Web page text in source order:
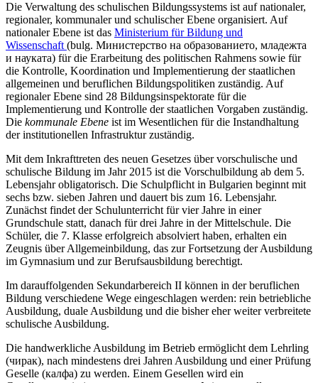
Die Verwaltung des schulischen Bildungssystems ist auf nationaler,
regionaler, kommunaler und schulischer Ebene organisiert. Auf
nationaler Ebene ist das Ministerium für Bildung und
Wissenschaft (bulg. Министерство на образованието, младежта
и науката) für die Erarbeitung des politischen Rahmens sowie für
die Kontrolle, Koordination und Implementierung der staatlichen
allgemeinen und beruflichen Bildungspolitiken zuständig. Auf
regionaler Ebene sind 28 Bildungsinspektorate für die
Implementierung und Kontrolle der staatlichen Vorgaben zuständig.
Die kommunale Ebene ist im Wesentlichen für die Instandhaltung
der institutionellen Infrastruktur zuständig.
Mit dem Inkrafttreten des neuen Gesetzes über vorschulische und
schulische Bildung im Jahr 2015 ist die Vorschulbildung ab dem 5.
Lebensjahr obligatorisch. Die Schulpflicht in Bulgarien beginnt mit
sechs bzw. sieben Jahren und dauert bis zum 16. Lebensjahr.
Zunächst findet der Schulunterricht für vier Jahre in einer
Grundschule statt, danach für drei Jahre in der Mittelschule. Die
Schüler, die 7. Klasse erfolgreich absolviert haben, erhalten ein
Zeugnis über Allgemeinbildung, das zur Fortsetzung der Ausbildung
im Gymnasium und zur Berufsausbildung berechtigt.
Im darauffolgenden Sekundarbereich II können in der beruflichen
Bildung verschiedene Wege eingeschlagen werden: rein betriebliche
Ausbildung, duale Ausbildung und die bisher eher weiter verbreitete
schulische Ausbildung.
Die handwerkliche Ausbildung im Betrieb ermöglicht dem Lehrling
(чирак), nach mindestens drei Jahren Ausbildung und einer Prüfung
Geselle (калфа) zu werden. Einem Gesellen wird ein